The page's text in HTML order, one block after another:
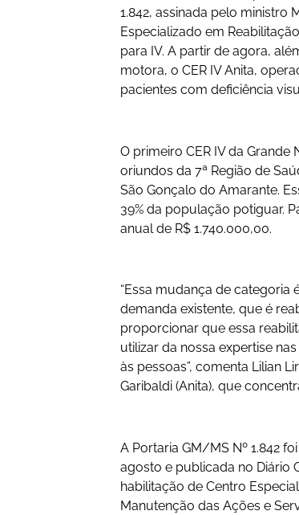
1.842, assinada pelo ministro
Especializado em
para IV. A partir de agora,
motora, o CER IV Anita,
pacientes com deficiência
O primeiro CER IV da
oriundos da 7ª Região de
São Gonçalo do Amarante.
39% da população potiguar.
anual de R$ 1.740.000,00.
“Essa mudança de categoria
demanda existente, que é
proporcionar que essa
utilizar da nossa expertise
às pessoas”, comenta Lilian
Garibaldi (Anita), que
A Portaria GM/MS Nº 1.842
agosto e publicada no Diário
habilitação de Centro
Manutenção das Ações e